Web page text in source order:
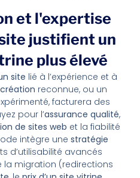
et l'expertise
justifient un
plus élevé
site lié à l’expérience et à
reconnue, ou un
facturera des
pour l’assurance qualité,
de sites web et la fiabilité
intègre une stratégie
d’utilisabilité avancés
la migration (redirections